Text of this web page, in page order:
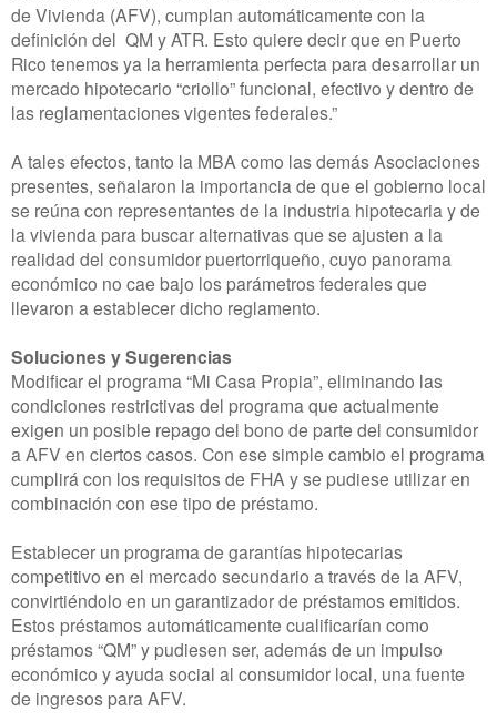
de Vivienda (AFV), cumplan automáticamente con la
definición del QM y ATR. Esto quiere decir que en Puerto
Rico tenemos ya la herramienta perfecta para desarrollar un
mercado hipotecario “criollo” funcional, efectivo y dentro de
las reglamentaciones vigentes federales.”
A tales efectos, tanto la MBA como las demás Asociaciones
presentes, señalaron la importancia de que el gobierno local
se reúna con representantes de la industria hipotecaria y de
la vivienda para buscar alternativas que se ajusten a la
realidad del consumidor puertorriqueño, cuyo panorama
económico no cae bajo los parámetros federales que
llevaron a establecer dicho reglamento.
Soluciones y Sugerencias
Modificar el programa “Mi Casa Propia”, eliminando las
condiciones restrictivas del programa que actualmente
exigen un posible repago del bono de parte del consumidor
a AFV en ciertos casos. Con ese simple cambio el programa
cumplirá con los requisitos de FHA y se pudiese utilizar en
combinación con ese tipo de préstamo.
Establecer un programa de garantías hipotecarias
competitivo en el mercado secundario a través de la AFV,
convirtiéndolo en un garantizador de préstamos emitidos.
Estos préstamos automáticamente cualificarían como
préstamos “QM” y pudiesen ser, además de un impulso
económico y ayuda social al consumidor local, una fuente
de ingresos para AFV.